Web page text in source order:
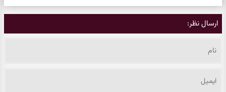
ارسال نظر: